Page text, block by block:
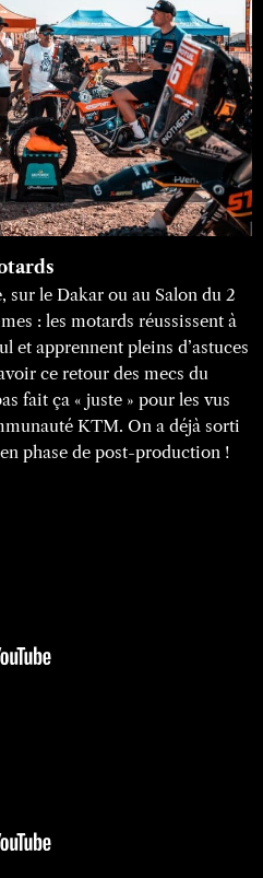
le Dakar ou au Salon du 2
: les motards réussissent à
et apprennent pleins d’astuces
ce retour des mecs du
fait ça « juste » pour les vus
KTM. On a déjà sorti
phase de post-production !